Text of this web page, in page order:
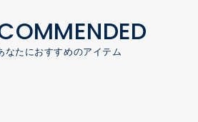
なたにおすすめのアイテム